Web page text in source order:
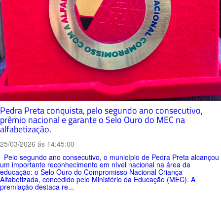
Pedra Preta conquista, pelo segundo ano consecutivo,
prêmio nacional e garante o Selo Ouro do MEC na
alfabetização.
25/03/2026 ás 14:45:00
Pelo segundo ano consecutivo, o município de Pedra Preta alcançou
um importante reconhecimento em nível nacional na área da
educação: o Selo Ouro do Compromisso Nacional Criança
Alfabetizada, concedido pelo Ministério da Educação (MEC). A
premiação destaca re...